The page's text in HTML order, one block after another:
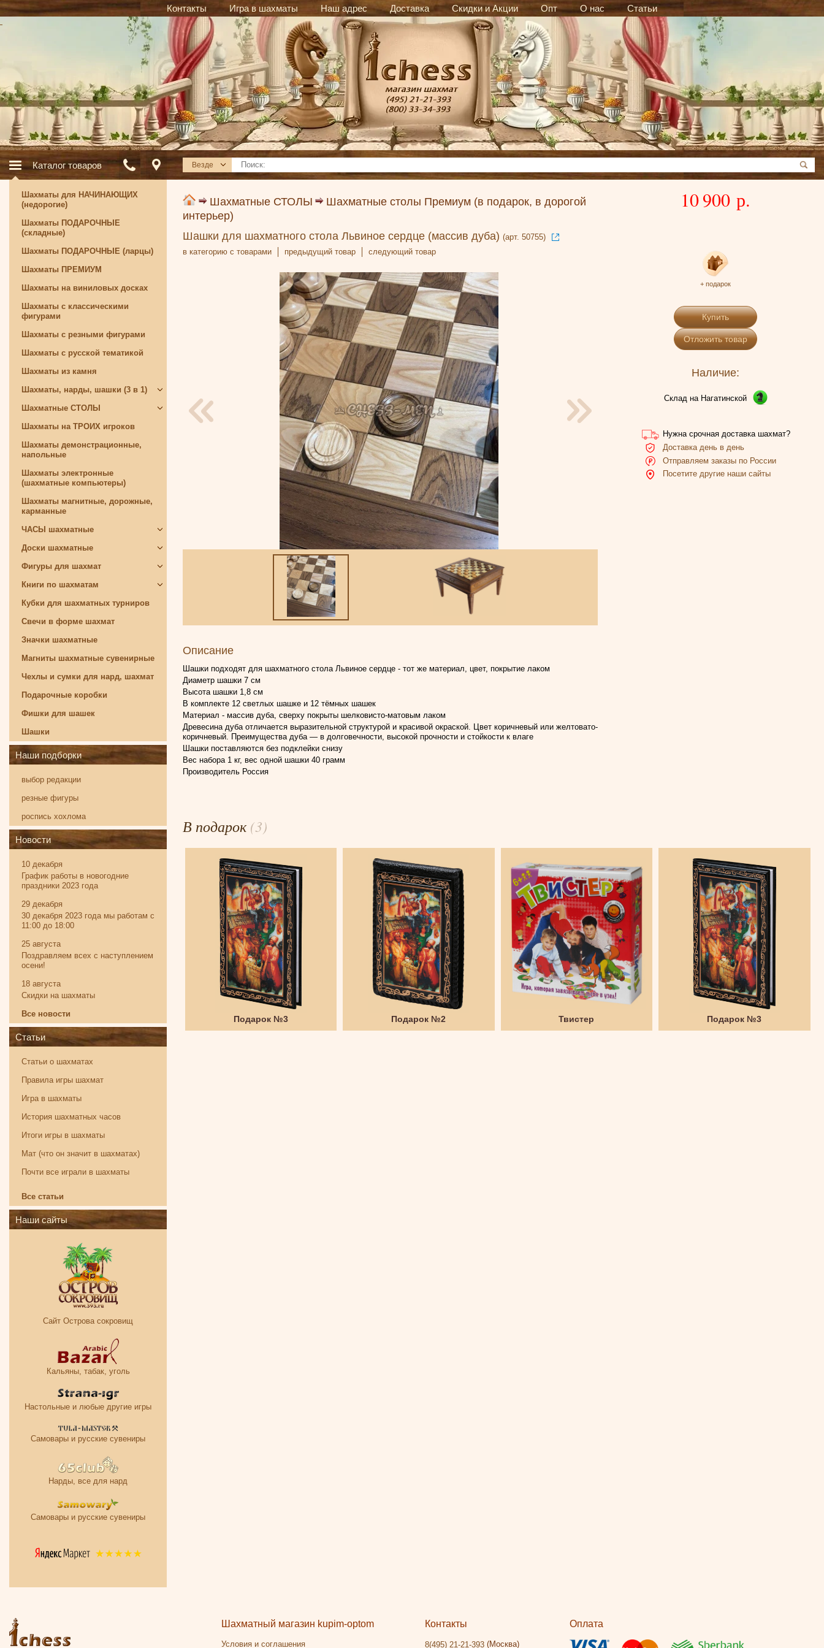
Контакты Игра в шахматы Наш адрес Доставка Скидки и Акции Опт О нас Статьи
Каталог товаров Везде
Шахматные СТОЛЫ
Шахматные столы Премиум (в подарок, в дорогой
интерьер)
Шашки для шахматного стола Львиное сердце (массив дуба) (арт. 50755)
в категорию с товарами
предыдущий товар следующий товар
10 900 р.
+ подарок
Купить
Отложить товар
Наличие:
Склад на Нагатинской
Нужна срочная доставка шахмат?
Доставка день в день
Отправляем заказы по России
Посетите другие наши сайты
Описание
Шашки подходят для шахматного стола Львиное сердце - тот же материал, цвет, покрытие лаком
Диаметр шашки 7 см
Высота шашки 1,8 см
В комплекте 12 светлых шашке и 12 тёмных шашек
Материал - массив дуба, сверху покрыты шелковисто-матовым лаком
Древесина дуба отличается выразительной структурой и красивой окраской. Цвет коричневый или желтовато-
коричневый. Преимущества дуба — в долговечности, высокой прочности и стойкости к влаге
Шашки поставляются без подклейки снизу
Вес набора 1 кг, вес одной шашки 40 грамм
Производитель Россия
В подарок(3)
Подарок №3 Подарок №2 Твистер Подарок №3
Шахматы для НАЧИНАЮЩИХ
(недорогие)
Шахматы ПОДАРОЧНЫЕ
(складные)
Шахматы ПОДАРОЧНЫЕ (ларцы)
Шахматы ПРЕМИУМ
Шахматы на виниловых досках
Шахматы с классическими
фигурами
Шахматы с резными фигурами
Шахматы с русской тематикой
Шахматы из камня
Шахматы, нарды, шашки (3 в 1)
Шахматные СТОЛЫ
Шахматы на ТРОИХ игроков
Шахматы демонстрационные,
напольные
Шахматы электронные
(шахматные компьютеры)
Шахматы магнитные, дорожные,
карманные
ЧАСЫ шахматные
Доски шахматные
Фигуры для шахмат
Книги по шахматам
Кубки для шахматных турниров
Свечи в форме шахмат
Значки шахматные
Магниты шахматные сувенирные
Чехлы и сумки для нард, шахмат
Подарочные коробки
Фишки для шашек
Шашки
Наши подборки
выбор редакции
резные фигуры
роспись хохлома
Новости
10 декабря
График работы в новогодние
праздники 2023 года
29 декабря
30 декабря 2023 года мы работам с
11:00 до 18:00
25 августа
Поздравляем всех с наступлением
осени!
18 августа
Скидки на шахматы
Все новости
Статьи
Статьи о шахматах
Правила игры шахмат
Игра в шахматы
История шахматных часов
Итоги игры в шахматы
Мат (что он значит в шахматах)
Почти все играли в шахматы
Все статьи
Наши сайты
Сайт Острова сокровищ
Кальяны, табак, уголь
Настольные и любые другие игры
Самовары и русские сувениры
Нарды, все для нард
Самовары и русские сувениры
Шахматный магазин kupim-optom
Условия и соглашения
Контакты
8(495) 21-21-393(Москва)
Оплата